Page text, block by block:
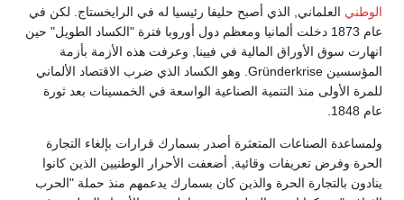
الوطني العلماني, الذي أصبح حليفا رئيسيا له في الرايخستاج. لكن في
عام 1873 دخلت ألمانيا ومعظم دول أوروبا فترة "الكساد الطويل" حين
انهارت سوق الأوراق المالية في فيينا, وعرفت هذه الأزمة بأزمة
المؤسسين Gründerkrise. وهو الكساد الذي ضرب الاقتصاد الألماني
للمرة الأولى منذ التنمية الصناعية الواسعة في الخمسينات بعد ثورة
عام 1848.
ولمساعدة الصناعات المتعثرة أصدر بسمارك قرارات بإلغاء التجارة
الحرة وفرض تعريفات وقائية, أضعفت الأحرار الوطنيين الذين كانوا
ينادون بالتجارة الحرة والذين كان بسمارك يدعمهم منذ حملة "الحرب